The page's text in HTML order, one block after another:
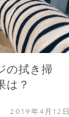
の拭き掃
は？
2019年4月12日